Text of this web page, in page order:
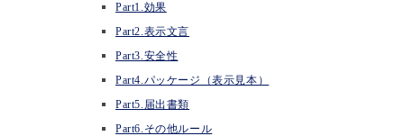
Part1.効果
Part2.表示文言
Part3.安全性
Part4.パッケージ（表示見本）
Part5.届出書類
Part6.その他ルール